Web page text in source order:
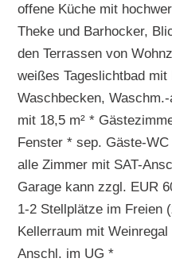
offene Küche mit
Theke und Barhocker,
den Terrassen von
weißes Tageslichtbad
Waschbecken,
mit 18,5 m² *
Fenster * sep. Gäste-
alle Zimmer mit SAT-
Garage kann zzgl. EUR
1-2 Stellplätze im Freien
Kellerraum mit
Anschl. im UG *